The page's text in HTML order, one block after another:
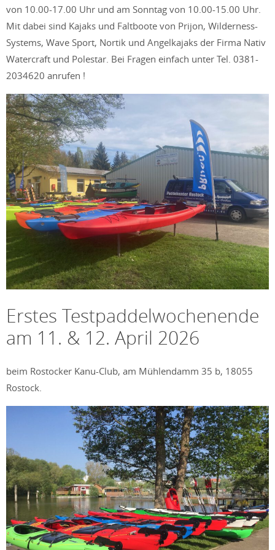
von 10.00-17.00 Uhr und am Sonntag von 10.00-15.00 Uhr.
Mit dabei sind Kajaks und Faltboote von Prijon, Wilderness-
Systems, Wave Sport, Nortik und Angelkajaks der Firma Nativ
Watercraft und Polestar. Bei Fragen einfach unter Tel. 0381-
2034620 anrufen !
Erstes Testpaddelwochenende
am 11. & 12. April 2026
beim Rostocker Kanu-Club, am Mühlendamm 35 b, 18055
Rostock.